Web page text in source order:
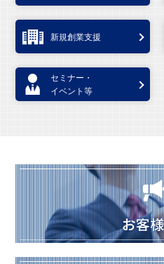
新規創業支援
セミナー・
イベント等